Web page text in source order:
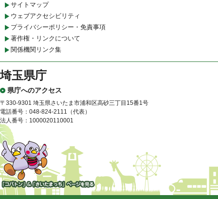
サイトマップ
ウェブアクセシビリティ
プライバシーポリシー・免責事項
著作権・リンクについて
関係機関リンク集
埼玉県庁
県庁へのアクセス
〒330-9301 埼玉県さいたま市浦和区高砂三丁目15番1号
電話番号：048-824-2111（代表）
法人番号：1000020110001
「コバトン」&「さいたまっ